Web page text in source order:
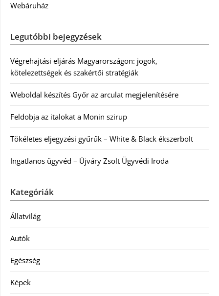
Webáruház
Legutóbbi bejegyzések
Végrehajtási eljárás Magyarországon: jogok,
kötelezettségek és szakértői stratégiák
Weboldal készítés Győr az arculat megjelenítésére
Feldobja az italokat a Monin szirup
Tökéletes eljegyzési gyűrűk – White & Black ékszerbolt
Ingatlanos ügyvéd – Újváry Zsolt Ügyvédi Iroda
Kategóriák
Állatvilág
Autók
Egészség
Képek